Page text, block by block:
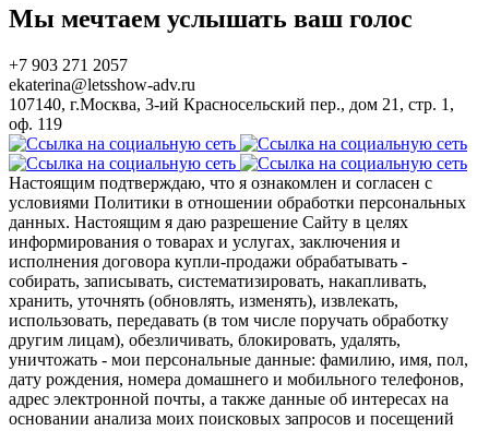
Мы мечтаем услышать ваш голос
+7 903 271 2057
ekaterina@letsshow-adv.ru
107140, г.Москва, 3-ий Красносельский пер., дом 21, стр. 1,
оф. 119
Настоящим подтверждаю, что я ознакомлен и согласен с
условиями Политики в отношении обработки персональных
данных. Настоящим я даю разрешение Сайту в целях
информирования о товарах и услугах, заключения и
исполнения договора купли-продажи обрабатывать -
собирать, записывать, систематизировать, накапливать,
хранить, уточнять (обновлять, изменять), извлекать,
использовать, передавать (в том числе поручать обработку
другим лицам), обезличивать, блокировать, удалять,
уничтожать - мои персональные данные: фамилию, имя, пол,
дату рождения, номера домашнего и мобильного телефонов,
адрес электронной почты, а также данные об интересах на
основании анализа моих поисковых запросов и посещений